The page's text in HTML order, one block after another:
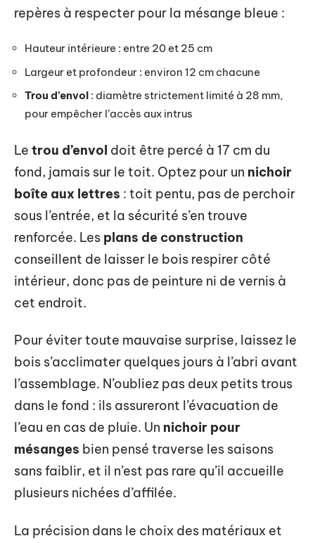
repères à respecter pour la mésange bleue :
Hauteur intérieure : entre 20 et 25 cm
Largeur et profondeur : environ 12 cm chacune
Trou d’envol : diamètre strictement limité à 28 mm,
pour empêcher l’accès aux intrus
Le trou d’envol doit être percé à 17 cm du
fond, jamais sur le toit. Optez pour un nichoir
boîte aux lettres : toit pentu, pas de perchoir
sous l’entrée, et la sécurité s’en trouve
renforcée. Les plans de construction
conseillent de laisser le bois respirer côté
intérieur, donc pas de peinture ni de vernis à
cet endroit.
Pour éviter toute mauvaise surprise, laissez le
bois s’acclimater quelques jours à l’abri avant
l’assemblage. N’oubliez pas deux petits trous
dans le fond : ils assureront l’évacuation de
l’eau en cas de pluie. Un nichoir pour
mésanges bien pensé traverse les saisons
sans faiblir, et il n’est pas rare qu’il accueille
plusieurs nichées d’affilée.
La précision dans le choix des matériaux et